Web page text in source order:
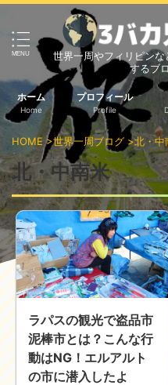
世界一周やフィリピン
するブ
サイト内検索
3バカ兄弟のブログ
三男：増田っちのブロ
グ
長男：Yoshiのブログ
ビジネス・ライフハック
車関係
生活の知恵
国内旅行
中部
北海道・東北
近畿
ホーム
Home
プロフィール
Profile
HOME >世界一周ブログ >北・中
北・中南米
ラパスの観光で盗品市
泥棒市とは？こんな行
動はNG！エルアルト
の市に潜入したよ